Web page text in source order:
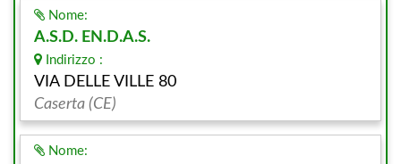
Nome:
A.S.D. EN.D.A.S.
Indirizzo :
VIA DELLE VILLE 80
Caserta (CE)
Nome: